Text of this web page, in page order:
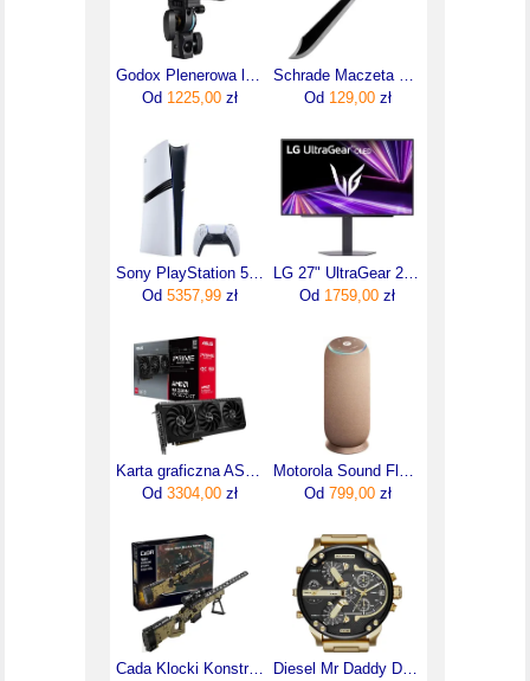
Godox Plenerowa lampa błyskowa AD100Pro II
Od 1225,00 zł
Schrade Maczeta Full Tang 22'' Scmach2Cp
Od 129,00zł
Sony PlayStation 5 Pro
Od 5357,99 zł
LG 27" UltraGear 27GX704A-B (27GX704ABAEU)
Od 1759,00 zł
Karta graficzna ASUS Radeon RX 9070 XT Prime OC 16GB (90YV0L71M0NA00)
Od 3304,00 zł
Motorola Sound Flow Beżowy
Od 799,00zł
Cada Klocki Konstrukcyjne Broń Strzelający Karabin Snajperski 978El.
Diesel Mr Daddy DZ7333